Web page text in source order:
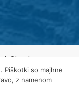
Strunjan
Piškotki so majhne
z namenom